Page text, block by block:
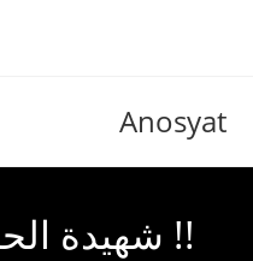
Anosyat
!! شهيدة